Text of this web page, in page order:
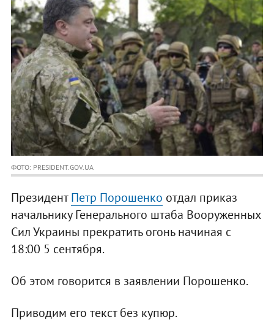
ФОТО: PRESIDENT.GOV.UA
ПрезидентПетр Порошенко отдал приказ
начальнику Генерального штаба Вооруженных
Сил Украины прекратить огонь начиная с
18:00 5 сентября.
Об этом говорится в заявлении Порошенко.
Приводим его текст без купюр.